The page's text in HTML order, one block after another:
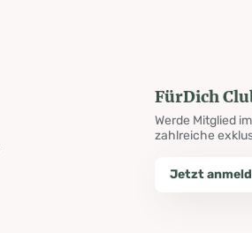
FürDich
Werde Mitglied
zahlreiche
Jetzt